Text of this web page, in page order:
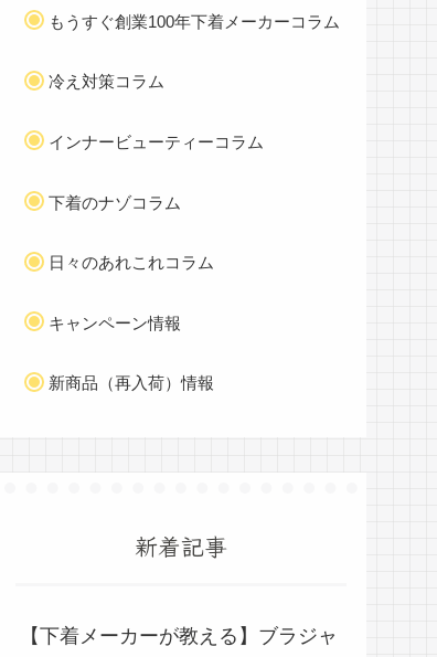
もうすぐ創業100年下着メーカーコラム
冷え対策コラム
インナービューティーコラム
下着のナゾコラム
日々のあれこれコラム
キャンペーン情報
新商品（再入荷）情報
新着記事
【下着メーカーが教える】ブラジャ